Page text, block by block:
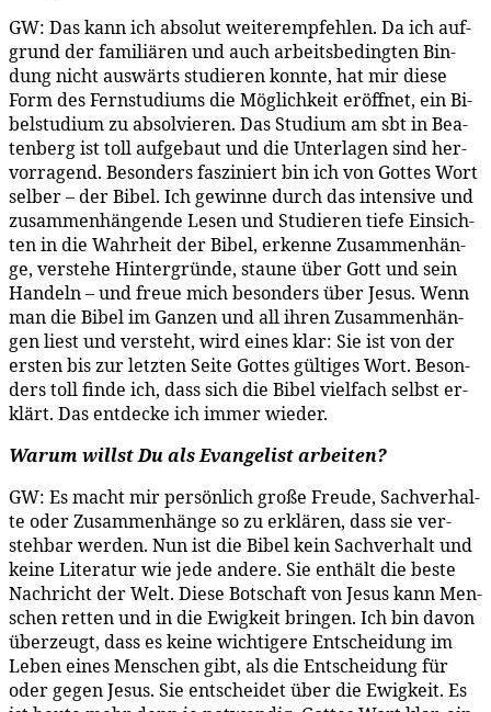
GW: Das kann ich ab­so­lut wei­ter­emp­feh­len. Da ich auf­
grund der fa­mi­liä­ren und auch ar­beits­be­ding­ten Bin­
dung nicht aus­wärts stu­die­ren konn­te, hat mir die­se
Form des Fern­stu­di­ums die Mög­lich­keit er­öff­net, ein Bi­
bel­stu­di­um zu ab­sol­vie­ren. Das Stu­di­um am sbt in Bea­
ten­berg ist toll auf­ge­baut und die Un­ter­la­gen sind her­
vor­ra­gend. Be­son­ders fas­zi­niert bin ich von Got­tes Wort
sel­ber – der Bi­bel. Ich ge­win­ne durch das in­ten­si­ve und
zu­sam­men­hän­gen­de Le­sen und Stu­die­ren tie­fe Ein­sich­
ten in die Wahr­heit der Bi­bel, er­ken­ne Zu­sam­men­hän­
ge, ver­ste­he Hin­ter­grün­de, stau­ne über Gott und sein
Han­deln – und freue mich be­son­ders über Je­sus. Wenn
man die Bi­bel im Gan­zen und all ih­ren Zu­sam­men­hän­
gen liest und ver­steht, wird ei­nes klar: Sie ist von der
ers­ten bis zur letz­ten Sei­te Got­tes gül­ti­ges Wort. Be­son­
ders toll fin­de ich, dass sich die Bi­bel viel­fach selbst er­
klärt. Das ent­de­cke ich im­mer wieder.
War­um willst Du als Evan­ge­list arbeiten?
GW: Es macht mir per­sön­lich gro­ße Freu­de, Sach­ver­hal­
te oder Zu­sam­men­hän­ge so zu er­klä­ren, dass sie ver­
steh­bar wer­den. Nun ist die Bi­bel kein Sach­ver­halt und
kei­ne Li­te­ra­tur wie je­de an­de­re. Sie ent­hält die bes­te
Nach­richt der Welt. Die­se Bot­schaft von Je­sus kann Men­
schen ret­ten und in die Ewig­keit brin­gen. Ich bin da­von
über­zeugt, dass es kei­ne wich­ti­ge­re Ent­schei­dung im
Le­ben ei­nes Men­schen gibt, als die Ent­schei­dung für
oder ge­gen Je­sus. Sie ent­schei­det über die Ewig­keit. Es